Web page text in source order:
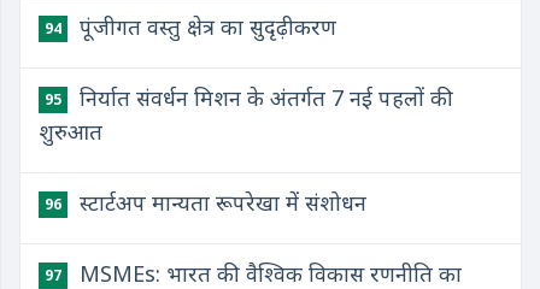
94 पूंजीगत वस्तु क्षेत्र का सुदृढ़ीकरण
95
निर्यात संवर्धन मिशन के अंतर्गत 7 नई पहलों की
शुरुआत
96 स्टार्टअप मान्यता रूपरेखा में संशोधन
97
MSMEs: भारत की वैश्विक विकास रणनीति का